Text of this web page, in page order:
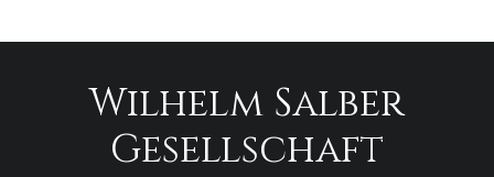
Wilhelm Salber
Gesellschaft